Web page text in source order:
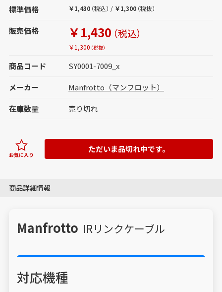
標準価格 ￥1,430 （税込） / ￥1,300 （税抜）
販売価格 ￥1,430 （税込）
￥1,300 （税抜）
商品コード SY0001-7009_x
メーカー Manfrotto（マンフロット）
在庫数量 売り切れ
ただいま品切れ中です。
お気に入り
商品詳細情報
Manfrotto IRリンクケーブル
対応機種